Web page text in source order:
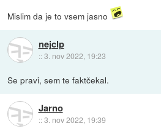
Mislim da je to vsem jasno
nejclp
::3. nov 2022, 19:23
Se pravi, sem te faktčekal.
Jarno
::3. nov 2022, 19:39